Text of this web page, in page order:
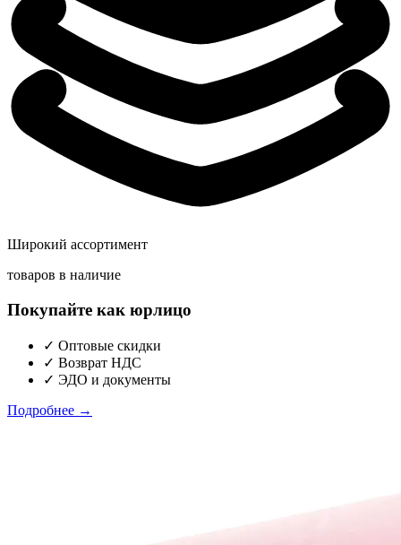
Широкий ассортимент
товаров в наличие
Покупайте как юрлицо
✓ Оптовые скидки
✓ Возврат НДС
✓ ЭДО и документы
Подробнее →